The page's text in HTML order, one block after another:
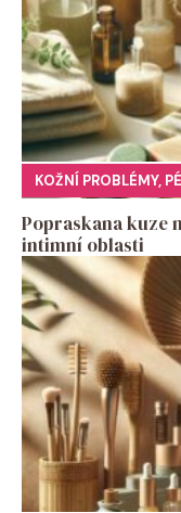
KOŽNÍ PROBLÉMY,
Popraskana kuze
intimní oblasti